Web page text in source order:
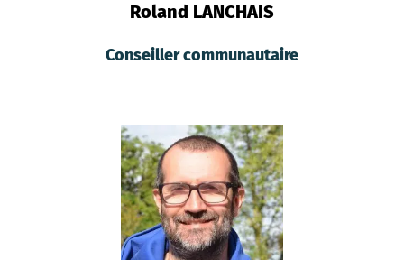
Roland LANCHAIS
Conseiller communautaire